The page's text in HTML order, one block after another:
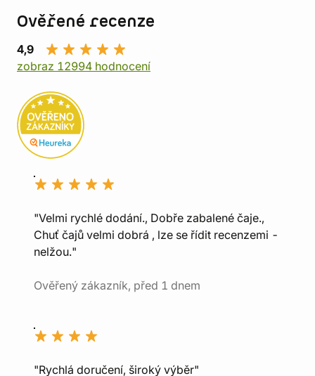
Ověřené recenze
4,9
zobraz 12994 hodnocení
"Velmi rychlé dodání., Dobře zabalené čaje.,
Chuť čajů velmi dobrá , lze se řídit recenzemi -
nelžou."
Ověřený zákazník, před 1 dnem
"Rychlá doručení, široký výběr"